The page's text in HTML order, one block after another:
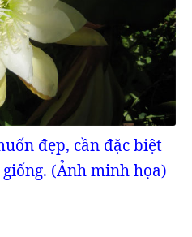
đẹp, cần đặc biệt
(Ảnh minh họa)